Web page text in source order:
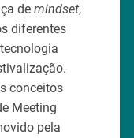
de mindset,
diferentes
conceitos
Meeting
pela